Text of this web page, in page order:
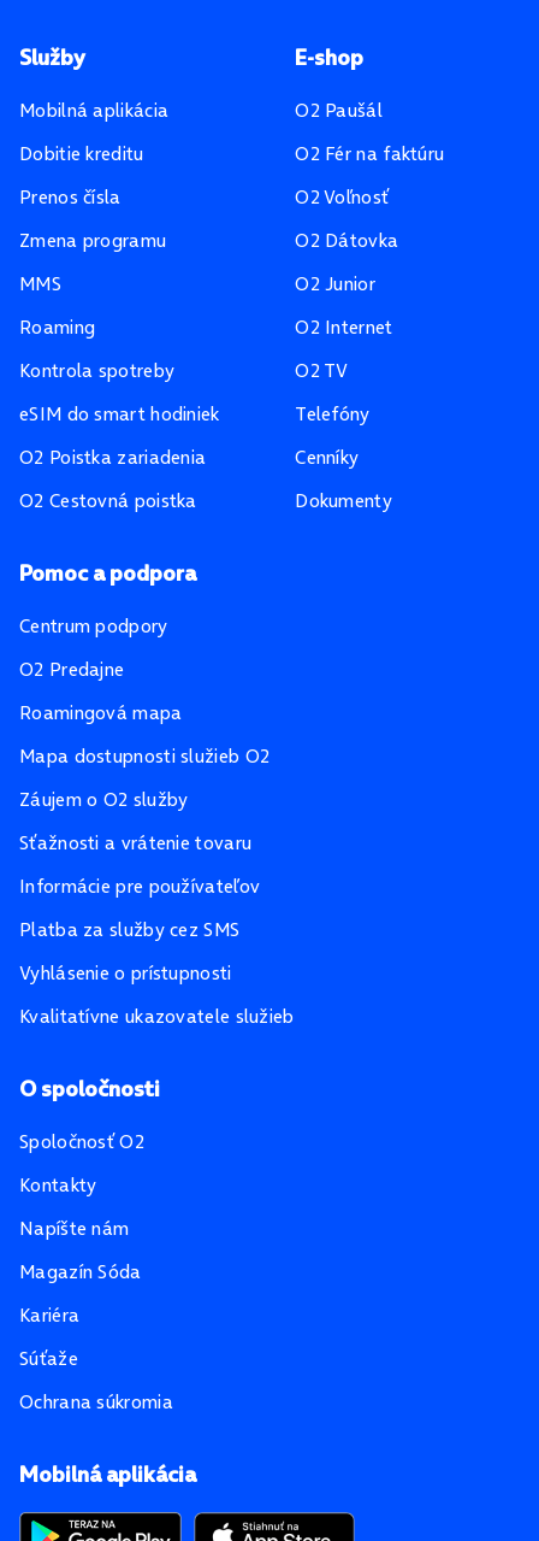
Pätička stránky
Mobilná aplikácia
Služby
Mobilná aplikácia
Dobitie kreditu
Prenos čísla
Zmena programu
MMS
Roaming
Kontrola spotreby
eSIM do smart hodiniek
O2 Poistka zariadenia
O2 Cestovná poistka
E-shop
O2 Paušál
O2 Fér na faktúru
O2 Voľnosť
O2 Dátovka
O2 Junior
O2 Internet
O2 TV
Telefóny
Cenníky
Dokumenty
Pomoc a podpora
Centrum podpory
O2 Predajne
Roamingová mapa
Mapa dostupnosti služieb O2
Záujem o O2 služby
Sťažnosti a vrátenie tovaru
Informácie pre používateľov
Platba za služby cez SMS
Vyhlásenie o prístupnosti
Kvalitatívne ukazovatele služieb
O spoločnosti
Spoločnosť O2
Kontakty
Napíšte nám
Magazín Sóda
Kariéra
Súťaže
Ochrana súkromia